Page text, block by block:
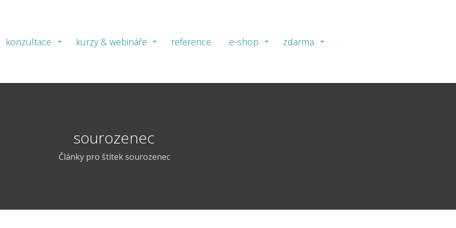
konzultace kurzy & webináře reference e-shop zdarma
sourozenec
Články pro štítek sourozenec